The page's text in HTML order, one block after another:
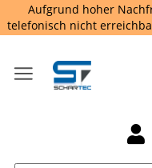
Aufgrund hoher
telefonisch nicht